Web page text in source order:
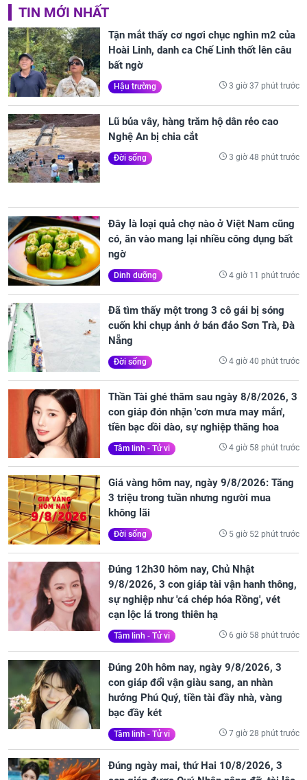
TIN MỚI NHẤT
Tận mắt thấy cơ ngơi chục nghìn m2 của
Hoài Linh, danh ca Chế Linh thốt lên câu
bất ngờ
Hậu trường 3 giờ 37 phút trước
Lũ bủa vây, hàng trăm hộ dân rẻo cao
Nghệ An bị chia cắt
Đời sống 3 giờ 48 phút trước
Đây là loại quả chợ nào ở Việt Nam cũng
có, ăn vào mang lại nhiều công dụng bất
ngờ
Dinh dưỡng 4 giờ 11 phút trước
Đã tìm thấy một trong 3 cô gái bị sóng
cuốn khi chụp ảnh ở bán đảo Sơn Trà, Đà
Nẵng
Đời sống 4 giờ 40 phút trước
Thần Tài ghé thăm sau ngày 8/8/2026, 3
con giáp đón nhận 'cơn mưa may mắn',
tiền bạc dồi dào, sự nghiệp thăng hoa
Tâm linh - Tử vi 4 giờ 58 phút trước
Giá vàng hôm nay, ngày 9/8/2026: Tăng
3 triệu trong tuần nhưng người mua
không lãi
Đời sống 5 giờ 52 phút trước
Đúng 12h30 hôm nay, Chủ Nhật
9/8/2026, 3 con giáp tài vận hanh thông,
sự nghiệp như 'cá chép hóa Rồng', vét
cạn lộc lá trong thiên hạ
Tâm linh - Tử vi 6 giờ 58 phút trước
Đúng 20h hôm nay, ngày 9/8/2026, 3
con giáp đổi vận giàu sang, an nhàn
hưởng Phú Quý, tiền tài đầy nhà, vàng
bạc đầy két
Tâm linh - Tử vi 7 giờ 28 phút trước
Đúng ngày mai, thứ Hai 10/8/2026, 3